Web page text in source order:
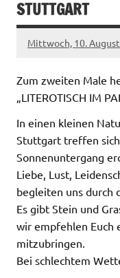
STUTTGART
Mittwoch, 10.
Zum zweiten Male
„LITEROTISCH IM
In einen kleinen
Stuttgart treffen
Sonnenuntergang
Liebe, Lust,
begleiten uns durch
Es gibt Stein und
wir empfehlen Euch
mitzubringen.
Bei schlechtem